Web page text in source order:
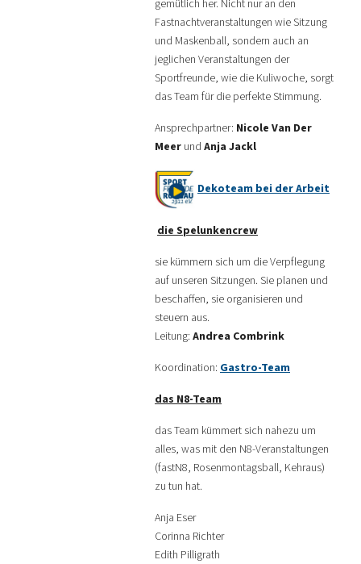
gemütlich her. Nicht nur an den
Fastnachtveranstaltungen wie Sitzung
und Maskenball, sondern auch an
jeglichen Veranstaltungen der
Sportfreunde, wie die Kuliwoche, sorgt
das Team für die perfekte Stimmung.
Ansprechpartner: Nicole Van Der
Meer und Anja Jackl
Dekoteam bei der Arbeit
die Spelunkencrew
sie kümmern sich um die Verpflegung
auf unseren Sitzungen. Sie planen und
beschaffen, sie organisieren und
steuern aus.
Leitung: Andrea Combrink
Koordination: Gastro-Team
das N8-Team
das Team kümmert sich nahezu um
alles, was mit den N8-Veranstaltungen
(fastN8, Rosenmontagsball, Kehraus)
zu tun hat.
Anja Eser
Corinna Richter
Edith Pilligrath